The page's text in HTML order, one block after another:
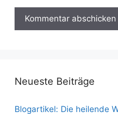
Neueste Beiträge
Blogartikel: Die heilende